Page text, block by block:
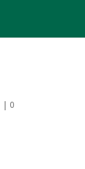
| 0